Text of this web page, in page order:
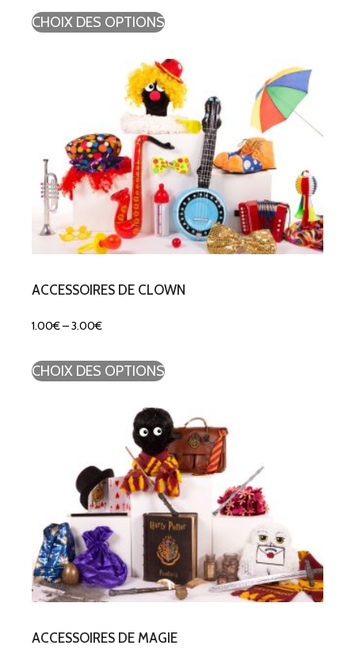
CHOIX DES OPTIONS
ACCESSOIRES DE CLOWN
1.00€–3.00€
CHOIX DES OPTIONS
ACCESSOIRES DE MAGIE